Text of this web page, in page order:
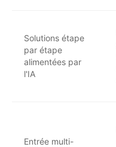
Solutions étape
par étape
alimentées par
l'IA
Entrée multi-